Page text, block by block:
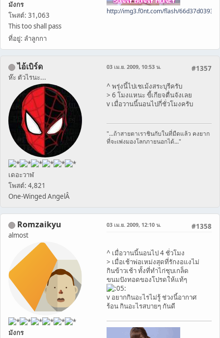
มังกร
โพสต์: 31,063
This too shall pass
ที่อยู่: ลำลูกกา
http://img3.f0nt.com/flash/
ไอ้เบิร์ด
ห๊ะ ตัวไรนะ...
เดอะวาฬ
โพสต์: 4,821
One-Winged AngelÂ
#1357
03 เม.ย. 2009, 10:53 น.
^ พรุ่งนี้ไปเชเม้งสระบุรีครับ
> 6 โมงแหนะ ขี้เกียจตื่นจังเลย
v เมื่อวานนี้นอนไปกี่ชั่วโมงครับ
"...ถ้าสายตาเราชินกับในที่มืดแล้ว คงยาก
ที่จะเพ่งมองโลกภายนอกได้..."
Romzaikyu
almost
มังกร
#1358
03 เม.ย. 2009, 12:10 น.
^ เมื่อวานนี้นอนไป 4 ชั่วโมง
> เมื่อเช้าพ่อเหม่งสุดที่รักงอแงไม่
กินข้าวเช้า ทั้งที่ทำไก่ชุบเกล็ด
ขนมปังทอดของโปรดให้แท้ๆ
v อยากกินอะไรไม่รู้ ช่วงนี้อากาศ
ร้อน กินอะไรสบายๆ กันดี